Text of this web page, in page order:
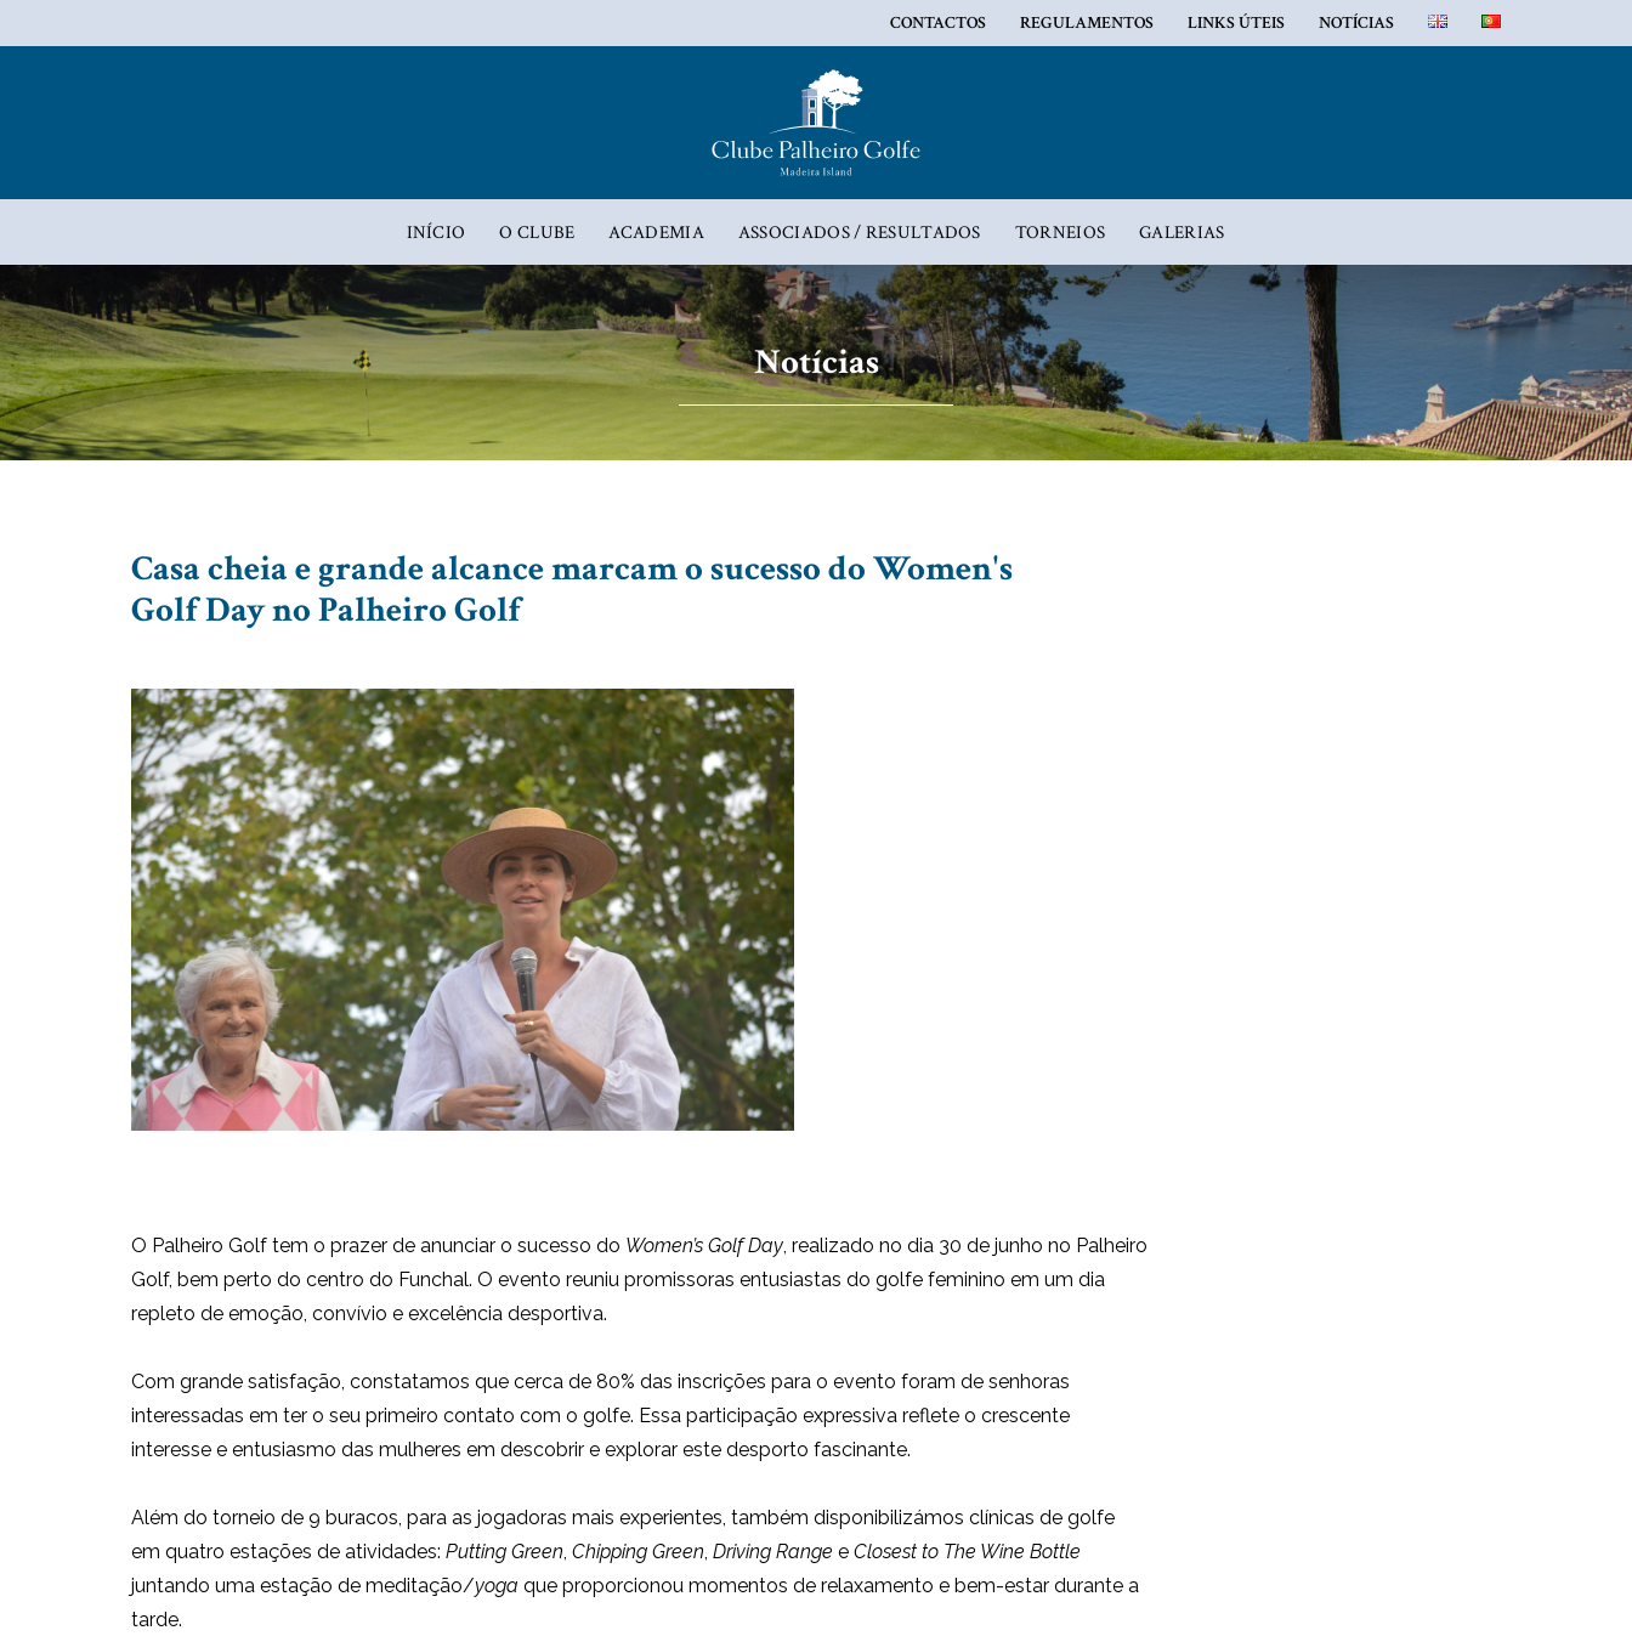
CONTACTOS REGULAMENTOS LINKS ÚTEIS NOTÍCIAS
INÍCIO O CLUBE ACADEMIA ASSOCIADOS / RESULTADOS TORNEIOS GALERIAS
Notícias
Casa cheia e grande alcance marcam o sucesso do Women's
Golf Day no Palheiro Golf
O Palheiro Golf tem o prazer de anunciar o sucesso do Women’s Golf Day, realizado no dia 30 de junho no Palheiro
Golf, bem perto do centro do Funchal. O evento reuniu promissoras entusiastas do golfe feminino em um dia
repleto de emoção, convívio e excelência desportiva.
Com grande satisfação, constatamos que cerca de 80% das inscrições para o evento foram de senhoras
interessadas em ter o seu primeiro contato com o golfe. Essa participação expressiva reflete o crescente
interesse e entusiasmo das mulheres em descobrir e explorar este desporto fascinante.
Além do torneio de 9 buracos, para as jogadoras mais experientes, também disponibilizámos clínicas de golfe
em quatro estações de atividades: Putting Green, Chipping Green, Driving Range e Closest to The Wine Bottle
juntando uma estação de meditação/yoga que proporcionou momentos de relaxamento e bem-estar durante a
tarde.